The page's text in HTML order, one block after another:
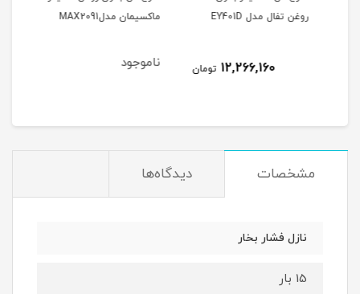
روغن تفال مدل EY401D
12,266,160 تومان
ماکسیمان مدلMAX2091
ناموجود
مشخصات دیدگاه‌ها
نازل فشار بخار
15 بار